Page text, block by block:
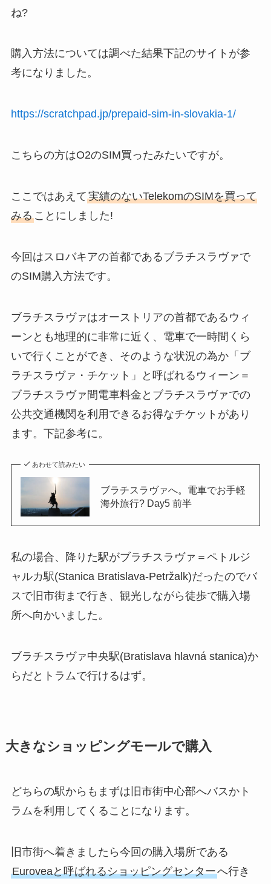
ね?
購入方法については調べた結果下記のサイトが参
考になりました。
https://scratchpad.jp/prepaid-sim-in-slovakia-1/
こちらの方はO2のSIM買ったみたいですが。
ここではあえて実績のないTelekomのSIMを買って
みることにしました!
今回はスロバキアの首都であるブラチスラヴァで
のSIM購入方法です。
ブラチスラヴァはオーストリアの首都であるウィ
ーンとも地理的に非常に近く、電車で一時間くら
いで行くことができ、そのような状況の為か「ブ
ラチスラヴァ・チケット」と呼ばれるウィーン＝
ブラチスラヴァ間電車料金とブラチスラヴァでの
公共交通機関を利用できるお得なチケットがあり
ます。下記参考に。
あわせて読みたい
ブラチスラヴァへ。電車でお手軽
海外旅行? Day5 前半
私の場合、降りた駅がブラチスラヴァ＝ペトルジ
ャルカ駅(Stanica Bratislava-Petržalk)だったのでバ
スで旧市街まで行き、観光しながら徒歩で購入場
所へ向かいました。
ブラチスラヴァ中央駅(Bratislava hlavná stanica)か
らだとトラムで行けるはず。
大きなショッピングモールで購入
どちらの駅からもまずは旧市街中心部へバスかト
ラムを利用してくることになります。
旧市街へ着きましたら今回の購入場所である
Euroveaと呼ばれるショッピングセンターへ行き